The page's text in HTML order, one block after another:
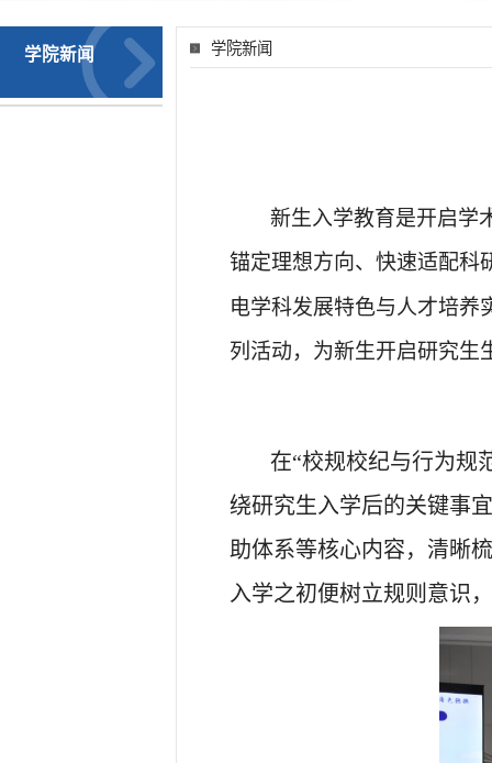
学院新闻 学院新闻
新生入学教育是开启学
锚定理想方向、快速适配科
电学科发展特色与人才培养
列活动，为新生开启研究生
在“校规校纪与行为规
绕研究生入学后的关键事
助体系等核心内容，清晰
入学之初便树立规则意识